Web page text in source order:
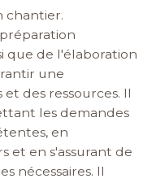
chantier.
que de l'élaboration
une
des ressources. Il
les demandes
en
et en s'assurant de
nécessaires. Il